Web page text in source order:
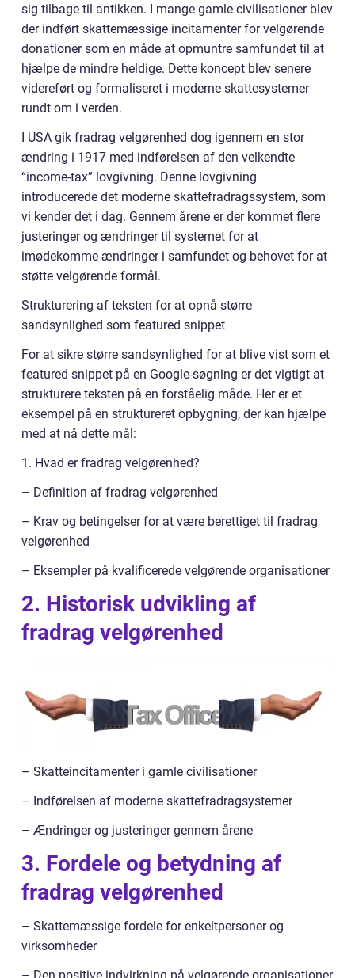
sig tilbage til antikken. I mange gamle civilisationer blev
der indført skattemæssige incitamenter for velgørende
donationer som en måde at opmuntre samfundet til at
hjælpe de mindre heldige. Dette koncept blev senere
videreført og formaliseret i moderne skattesystemer
rundt om i verden.
I USA gik fradrag velgørenhed dog igennem en stor
ændring i 1917 med indførelsen af den velkendte
“income-tax” lovgivning. Denne lovgivning
introducerede det moderne skattefradragssystem, som
vi kender det i dag. Gennem årene er der kommet flere
justeringer og ændringer til systemet for at
imødekomme ændringer i samfundet og behovet for at
støtte velgørende formål.
Strukturering af teksten for at opnå større
sandsynlighed som featured snippet
For at sikre større sandsynlighed for at blive vist som et
featured snippet på en Google-søgning er det vigtigt at
strukturere teksten på en forståelig måde. Her er et
eksempel på en struktureret opbygning, der kan hjælpe
med at nå dette mål:
1. Hvad er fradrag velgørenhed?
– Definition af fradrag velgørenhed
– Krav og betingelser for at være berettiget til fradrag
velgørenhed
– Eksempler på kvalificerede velgørende organisationer
2. Historisk udvikling af
fradrag velgørenhed
– Skatteincitamenter i gamle civilisationer
– Indførelsen af moderne skattefradragsystemer
– Ændringer og justeringer gennem årene
3. Fordele og betydning af
fradrag velgørenhed
– Skattemæssige fordele for enkeltpersoner og
virksomheder